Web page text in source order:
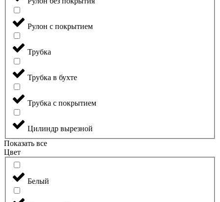
Рулон с покрытием
Трубка
Трубка в бухте
Трубка с покрытием
Цилиндр вырезной
Показать все
Цвет
Белый